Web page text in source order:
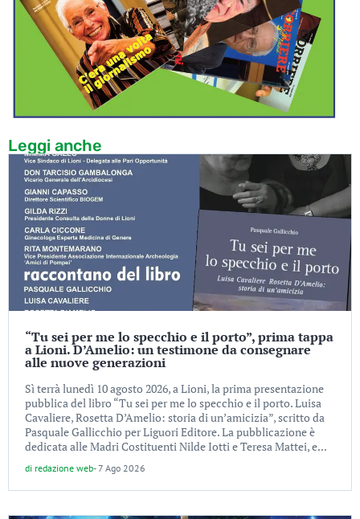
Leggi anche
“Tu sei per me lo specchio e il porto”, prima tappa
a Lioni. D’Amelio: un testimone da consegnare
alle nuove generazioni
Sì terrà lunedì 10 agosto 2026, a Lioni, la prima presentazione
pubblica del libro “Tu sei per me lo specchio e il porto. Luisa
Cavaliere, Rosetta D’Amelio: storia di un’amicizia”, scritto da
Pasquale Gallicchio per Liguori Editore. La pubblicazione è
dedicata alle Madri Costituenti Nilde Iotti e Teresa Mattei, e...
di redazione web-7 Ago 2026